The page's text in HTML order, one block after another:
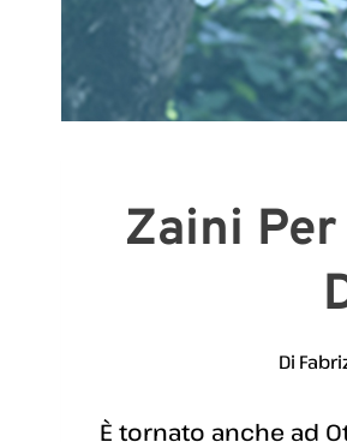
Zaini
Di
È tornato anche ad